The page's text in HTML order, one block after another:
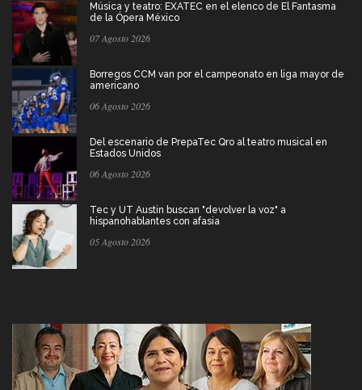
Música y teatro: EXATEC en el elenco de El Fantasma
de la Ópera México
07 Agosto 2026
Borregos CCM van por el campeonato en liga mayor de
americano
06 Agosto 2026
Del escenario de PrepaTec Qro al teatro musical en
Estados Unidos
06 Agosto 2026
Tec y UT Austin buscan "devolver la voz" a
hispanohablantes con afasia
05 Agosto 2026